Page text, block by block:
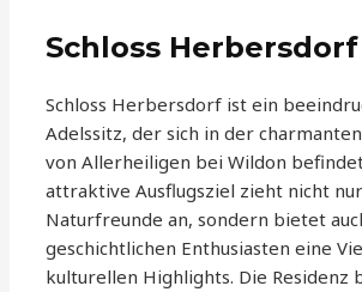
Schloss Herbersdorf
Schloss Herbersdorf ist ein
Adelssitz, der sich in der
von Allerheiligen bei Wildon
attraktive Ausflugsziel zieht nicht
Naturfreunde an, sondern bietet
geschichtlichen Enthusiasten eine
kulturellen Highlights. Die Residenz